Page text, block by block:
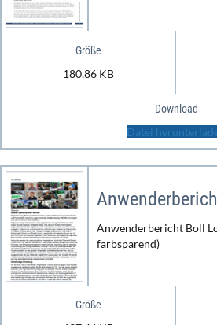
Größe
180,86 KB
Download
Datei
Anwenderbericht Boll
farbsparend)
Größe